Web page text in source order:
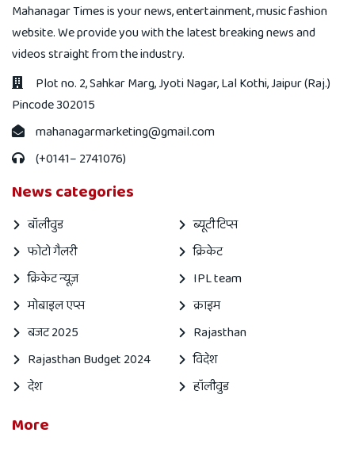
Mahanagar Times is your news, entertainment, music fashion
website. We provide you with the latest breaking news and
videos straight from the industry.
Plot no. 2, Sahkar Marg, Jyoti Nagar, Lal Kothi, Jaipur (Raj.)
Pincode 302015
mahanagarmarketing@gmail.com
(+0141– 2741076)
News categories
बॉलीवुड
ब्यूटी टिप्स
फोटो गैलरी
क्रिकेट
क्रिकेट न्यूज़
IPL team
मोबाइल एप्स
क्राइम
बजट 2025
Rajasthan
Rajasthan Budget 2024
विदेश
देश
हॉलीवुड
More